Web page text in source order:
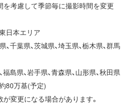
を考慮して季節毎に撮影時間を変更
東日本エリア
、千葉県、茨城県、埼玉県、栃木県、群馬
福島県、岩手県、青森県、山形県、秋田県
約80万基(予定)
変更になる場合があります。